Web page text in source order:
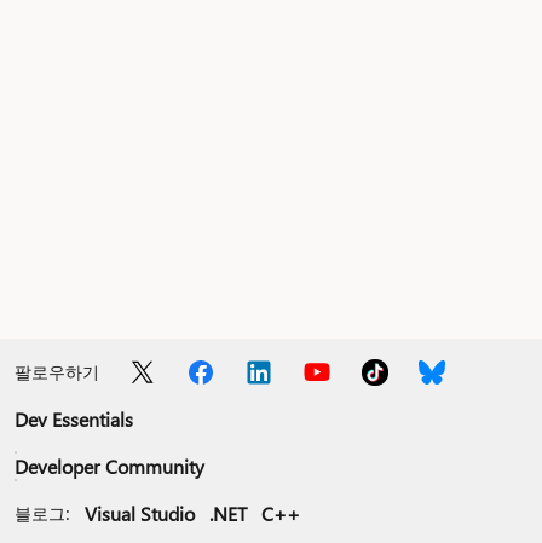
팔로우하기
Dev Essentials
Developer Community
블로그: Visual Studio .NET C++